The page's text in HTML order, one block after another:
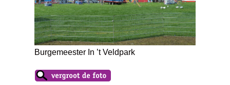
Burgemeester In ’t Veldpark